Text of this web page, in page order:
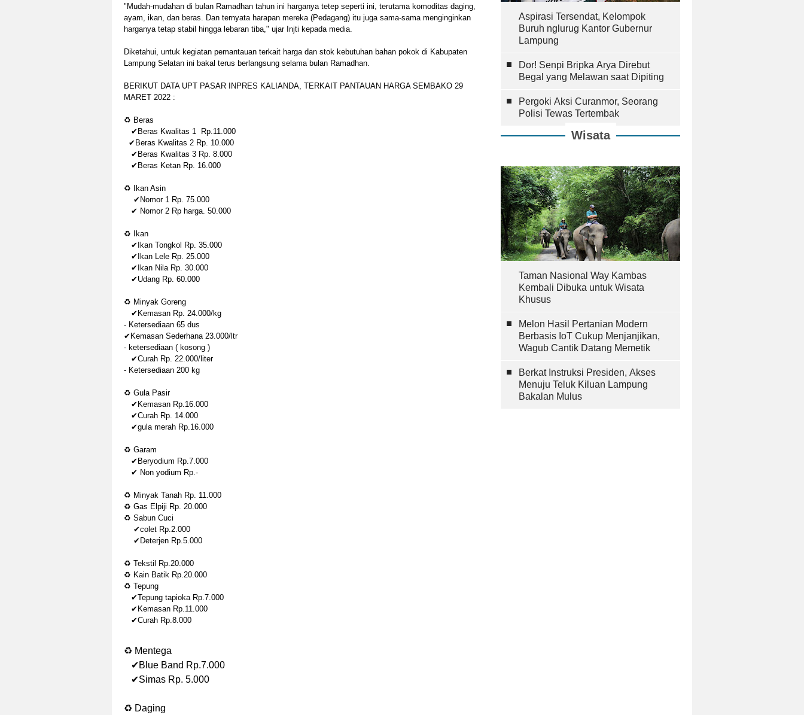
"Mudah-mudahan di bulan Ramadhan tahun ini harganya tetep seperti ini, terutama komoditas daging,
ayam, ikan, dan beras. Dan ternyata harapan mereka (Pedagang) itu juga sama-sama menginginkan
harganya tetap stabil hingga lebaran tiba," ujar Injti kepada media.
Diketahui, untuk kegiatan pemantauan terkait harga dan stok kebutuhan bahan pokok di Kabupaten
Lampung Selatan ini bakal terus berlangsung selama bulan Ramadhan.
BERIKUT DATA UPT PASAR INPRES KALIANDA, TERKAIT PANTAUAN HARGA SEMBAKO 29
MARET 2022 :
♻ Beras
✔Beras Kwalitas 1 Rp.11.000
✔Beras Kwalitas 2 Rp. 10.000
✔Beras Kwalitas 3 Rp. 8.000
✔Beras Ketan Rp. 16.000
♻ Ikan Asin
✔Nomor 1 Rp. 75.000
✔ Nomor 2 Rp harga. 50.000
♻ Ikan
✔Ikan Tongkol Rp. 35.000
✔Ikan Lele Rp. 25.000
✔Ikan Nila Rp. 30.000
✔Udang Rp. 60.000
♻ Minyak Goreng
✔Kemasan Rp. 24.000/kg
- Ketersediaan 65 dus
✔Kemasan Sederhana 23.000/ltr
- ketersediaan ( kosong )
✔Curah Rp. 22.000/liter
- Ketersediaan 200 kg
♻ Gula Pasir
✔Kemasan Rp.16.000
✔Curah Rp. 14.000
✔gula merah Rp.16.000
♻ Garam
✔Beryodium Rp.7.000
✔ Non yodium Rp.-
♻ Minyak Tanah Rp. 11.000
♻ Gas Elpiji Rp. 20.000
♻ Sabun Cuci
✔colet Rp.2.000
✔Deterjen Rp.5.000
♻ Tekstil Rp.20.000
♻ Kain Batik Rp.20.000
♻ Tepung
✔Tepung tapioka Rp.7.000
✔Kemasan Rp.11.000
✔Curah Rp.8.000
♻ Mentega
✔Blue Band Rp.7.000
✔Simas Rp. 5.000
♻ Daging
Aspirasi Tersendat, Kelompok
Buruh nglurug Kantor Gubernur
Lampung
Dor! Senpi Bripka Arya Direbut
Begal yang Melawan saat Dipiting
Pergoki Aksi Curanmor, Seorang
Polisi Tewas Tertembak
Wisata
Taman Nasional Way Kambas
Kembali Dibuka untuk Wisata
Khusus
Melon Hasil Pertanian Modern
Berbasis IoT Cukup Menjanjikan,
Wagub Cantik Datang Memetik
Berkat Instruksi Presiden, Akses
Menuju Teluk Kiluan Lampung
Bakalan Mulus